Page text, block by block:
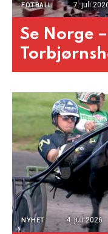
FOTBALL 7. juli
Se Norge
NYHET 4. juli 2026